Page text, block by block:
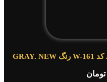
تومان